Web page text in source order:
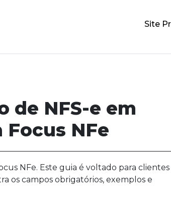
Site
de NFS-e em
Focus NFe
NFe. Este guia é voltado para clientes
os campos obrigatórios, exemplos e